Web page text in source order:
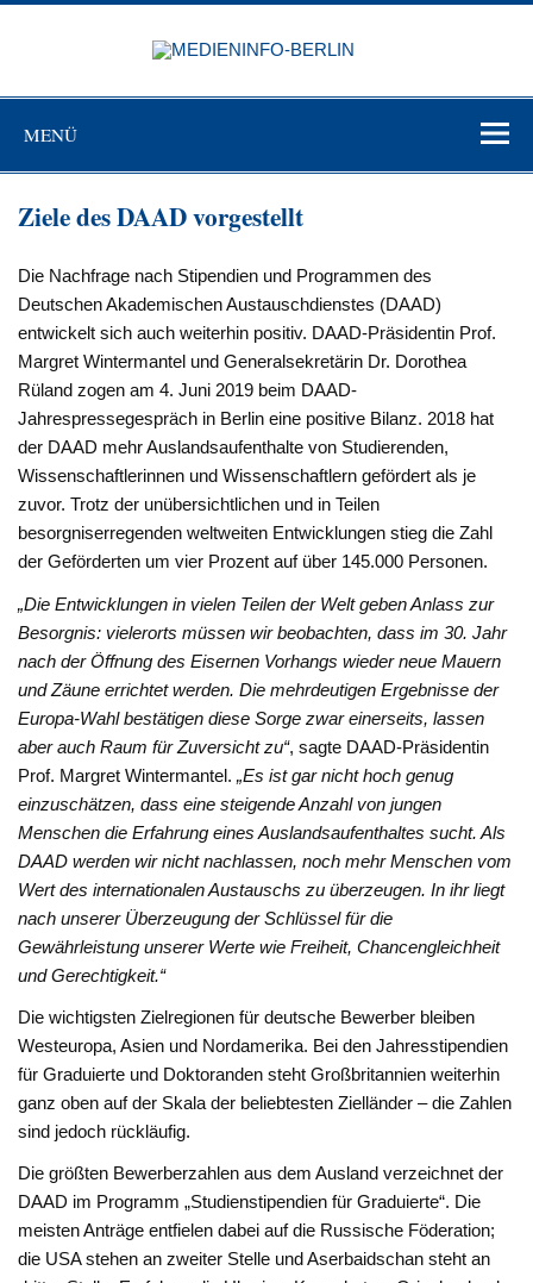
Zum
MENÜ
Ziele des DAAD vorgestellt
Die Nachfrage nach Stipendien und Programmen des
Deutschen Akademischen Austauschdienstes (DAAD)
entwickelt sich auch weiterhin positiv. DAAD-Präsidentin Prof.
Margret Wintermantel und Generalsekretärin Dr. Dorothea
Rüland zogen am 4. Juni 2019 beim DAAD-
Jahrespressegespräch in Berlin eine positive Bilanz. 2018 hat
der DAAD mehr Auslandsaufenthalte von Studierenden,
Wissenschaftlerinnen und Wissenschaftlern gefördert als je
zuvor. Trotz der unübersichtlichen und in Teilen
besorgniserregenden weltweiten Entwicklungen stieg die Zahl
der Geförderten um vier Prozent auf über 145.000 Personen.
„Die Entwicklungen in vielen Teilen der Welt geben Anlass zur
Besorgnis: vielerorts müssen wir beobachten, dass im 30. Jahr
nach der Öffnung des Eisernen Vorhangs wieder neue Mauern
und Zäune errichtet werden. Die mehrdeutigen Ergebnisse der
Europa-Wahl bestätigen diese Sorge zwar einerseits, lassen
aber auch Raum für Zuversicht zu“, sagte DAAD-Präsidentin
Prof. Margret Wintermantel.„Es ist gar nicht hoch genug
einzuschätzen, dass eine steigende Anzahl von jungen
Menschen die Erfahrung eines Auslandsaufenthaltes sucht. Als
DAAD werden wir nicht nachlassen, noch mehr Menschen vom
Wert des internationalen Austauschs zu überzeugen. In ihr liegt
nach unserer Überzeugung der Schlüssel für die
Gewährleistung unserer Werte wie Freiheit, Chancengleichheit
und Gerechtigkeit.“
Die wichtigsten Zielregionen für deutsche Bewerber bleiben
Westeuropa, Asien und Nordamerika. Bei den Jahresstipendien
für Graduierte und Doktoranden steht Großbritannien weiterhin
ganz oben auf der Skala der beliebtesten Zielländer – die Zahlen
sind jedoch rückläufig.
Die größten Bewerberzahlen aus dem Ausland verzeichnet der
DAAD im Programm „Studienstipendien für Graduierte“. Die
meisten Anträge entfielen dabei auf die Russische Föderation;
die USA stehen an zweiter Stelle und Aserbaidschan steht an